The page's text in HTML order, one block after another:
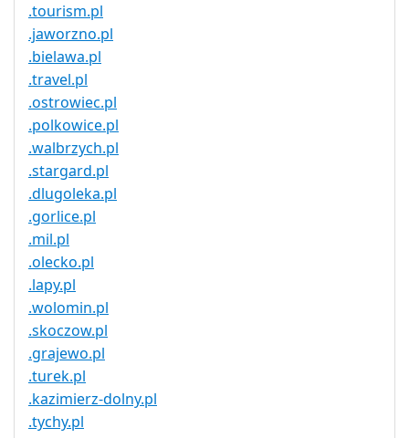
.tourism.pl
.jaworzno.pl
.bielawa.pl
.travel.pl
.ostrowiec.pl
.polkowice.pl
.walbrzych.pl
.stargard.pl
.dlugoleka.pl
.gorlice.pl
.mil.pl
.olecko.pl
.lapy.pl
.wolomin.pl
.skoczow.pl
.grajewo.pl
.turek.pl
.kazimierz-dolny.pl
.tychy.pl